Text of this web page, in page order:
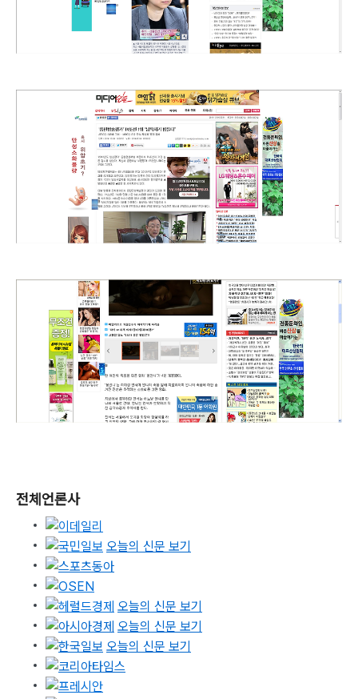
전체언론사
오늘의 신문 보기
오늘의 신문 보기
오늘의 신문 보기
오늘의 신문 보기